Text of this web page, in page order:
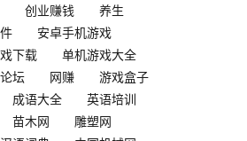
创业赚钱
养生
安卓手机游戏
下载
单机游戏大全
坛 网赚
游戏盒子
成语大全
英语培训
苗木网
雕塑网